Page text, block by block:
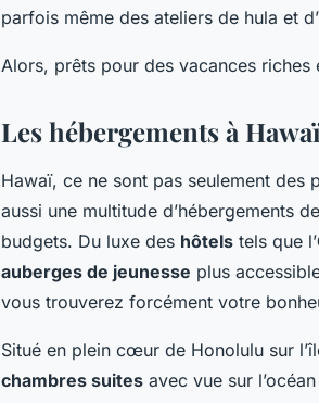
parfois même des ateliers de hula et
Alors, prêts pour des vacances riches
Les hébergements à
Hawaï, ce ne sont pas seulement des
aussi une multitude d’hébergements
budgets. Du luxe des hôtels tels que l’
auberges de jeunesse plus
vous trouverez forcément votre
Situé en plein cœur de Honolulu sur
chambres suites avec vue sur